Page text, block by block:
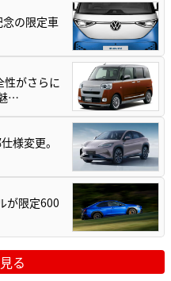
の限定車
性がさらに
…
様変更。
が限定600
る